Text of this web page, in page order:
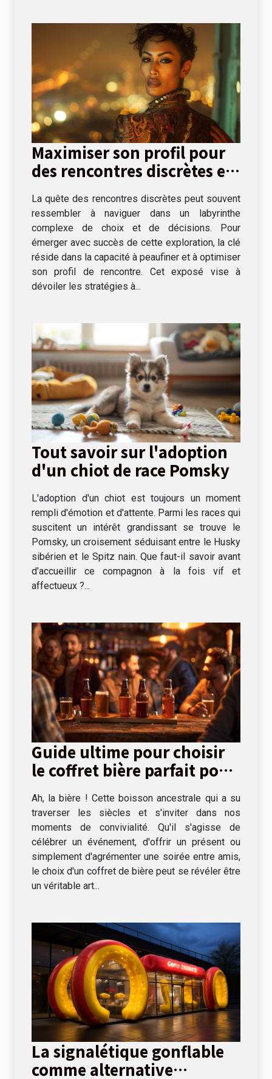
Maximiser son profil pour
des rencontres discrètes et
La quête des rencontres discrètes peut souvent
ressembler à naviguer dans un labyrinthe
complexe de choix et de décisions. Pour
émerger avec succès de cette exploration, la clé
réside dans la capacité à peaufiner et à optimiser
son profil de rencontre. Cet exposé vise à
dévoiler les stratégies à...
Tout savoir sur l'adoption
d'un chiot de race Pomsky
L'adoption d'un chiot est toujours un moment
rempli d'émotion et d'attente. Parmi les races qui
suscitent un intérêt grandissant se trouve le
Pomsky, un croisement séduisant entre le Husky
sibérien et le Spitz nain. Que faut-il savoir avant
d'accueillir ce compagnon à la fois vif et
affectueux ?...
Guide ultime pour choisir
le coffret bière parfait pour
Ah, la bière ! Cette boisson ancestrale qui a su
traverser les siècles et s'inviter dans nos
moments de convivialité. Qu'il s'agisse de
célébrer un événement, d'offrir un présent ou
simplement d'agrémenter une soirée entre amis,
le choix d'un coffret de bière peut se révéler être
un véritable art...
La signalétique gonflable
comme alternative